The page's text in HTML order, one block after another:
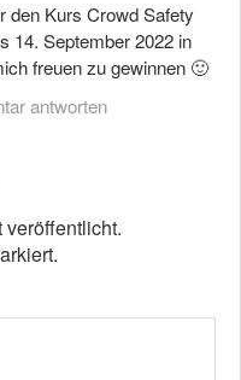
den Kurs Crowd Safety
14. September 2022 in
freuen zu gewinnen 🙂
antworten